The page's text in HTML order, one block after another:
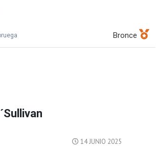
Bronce
14 JUNIO 2025